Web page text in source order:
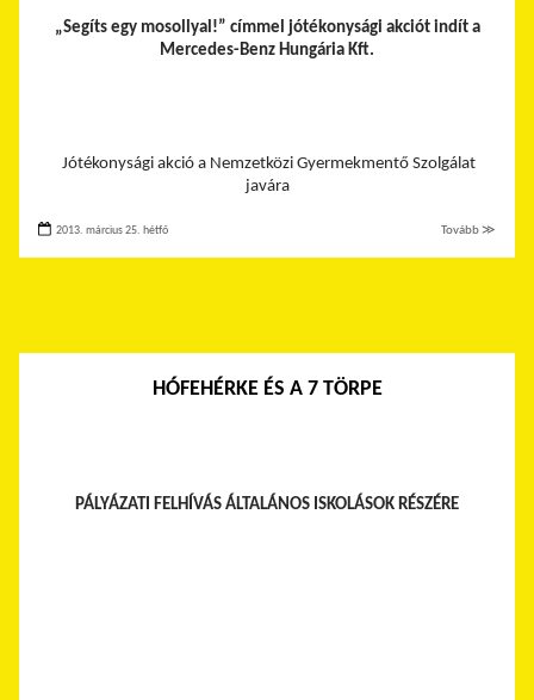
„Segíts egy mosollyal!” címmel jótékonysági akciót indít a
Mercedes-Benz Hungária Kft.
Jótékonysági akció a Nemzetközi Gyermekmentő Szolgálat
javára
2013. március 25. hétfő Tovább ≫
HÓFEHÉRKE ÉS A 7 TÖRPE
PÁLYÁZATI FELHÍVÁS ÁLTALÁNOS ISKOLÁSOK RÉSZÉRE